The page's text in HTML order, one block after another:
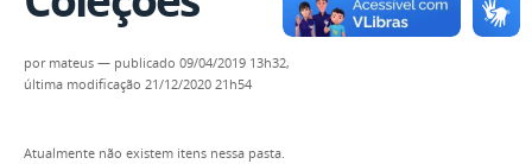
por mateus — publicado 09/04/2019 13h32,
última modificação 21/12/2020 21h54
Atualmente não existem itens nessa pasta.